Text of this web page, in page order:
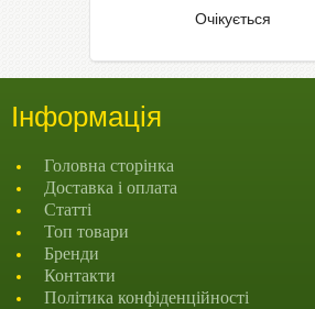
Очікується
Інформація
Головна сторінка
Доставка і оплата
Статті
Топ товари
Бренди
Контакти
Політика конфіденційності